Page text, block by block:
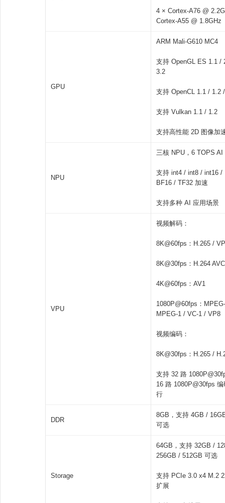
4 × Cortex-A76 @
Cortex-A55 @ 1.8GHz
GPU
ARM Mali-G610 MC4
支持 OpenGL ES 1.1 /
3.2
支持 OpenCL 1.1 / 1.2
支持 Vulkan 1.1 / 1.2
支持高性能 2D 图像加
NPU
三核 NPU，6 TOPS AI
支持 int4 / int8 / int16 /
BF16 / TF32 加速
支持多种 AI 应用场景
VPU
视频解码：
8K@60fps：H.265 /
8K@30fps：H.264
4K@60fps：AV1
1080P@60fps：
MPEG-1 / VC-1 / VP8
视频编码：
8K@30fps：H.265 /
支持 32 路
16 路 1080P@30fps
行
DDR
8GB，支持 4GB /
可选
Storage
64GB，支持 32GB /
256GB / 512GB 可选
支持 PCIe 3.0 x4 M.2
扩展